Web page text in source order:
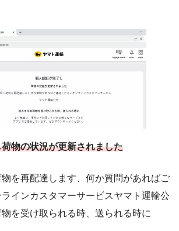
物の状況が更新されました
を再配達します、何か質問があればご
インカスタマーサービスヤマト運輸公
を受け取られる時、送られる時に